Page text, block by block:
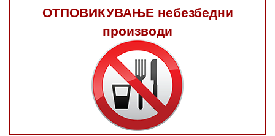
ОТПОВИКУВАЊЕ небезбедни
производи